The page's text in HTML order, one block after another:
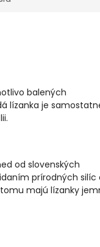
balených
lízanka je
od slovenských
prírodných silíc
majú lízanky